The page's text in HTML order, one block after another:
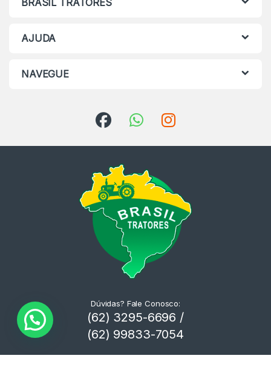
BRASIL TRATORES
AJUDA
NAVEGUE
Dúvidas? Fale Conosco:
(62) 3295-6696 /
(62) 99833-7054